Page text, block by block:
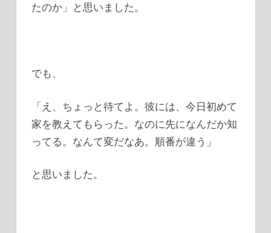
たのか」と思いました。
でも、
「え、ちょっと待てよ。彼には、今日初めて
家を教えてもらった。なのに先になんだか知
ってる。なんて変だなあ。順番が違う」
と思いました。